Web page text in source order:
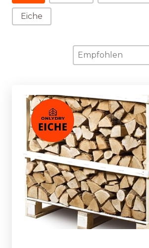
Eiche
Sortierung
Sort content
Sort content